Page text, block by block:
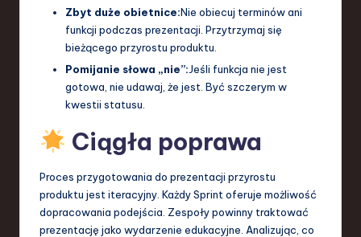
Zbyt duże obietnice:Nie obiecuj terminów ani
funkcji podczas prezentacji. Przytrzymaj się
bieżącego przyrostu produktu.
Pomijanie słowa „nie”:Jeśli funkcja nie jest
gotowa, nie udawaj, że jest. Być szczerym w
kwestii statusu.
Ciągła poprawa
Proces przygotowania do prezentacji przyrostu
produktu jest iteracyjny. Każdy Sprint oferuje możliwość
dopracowania podejścia. Zespoły powinny traktować
prezentację jako wydarzenie edukacyjne. Analizując, co